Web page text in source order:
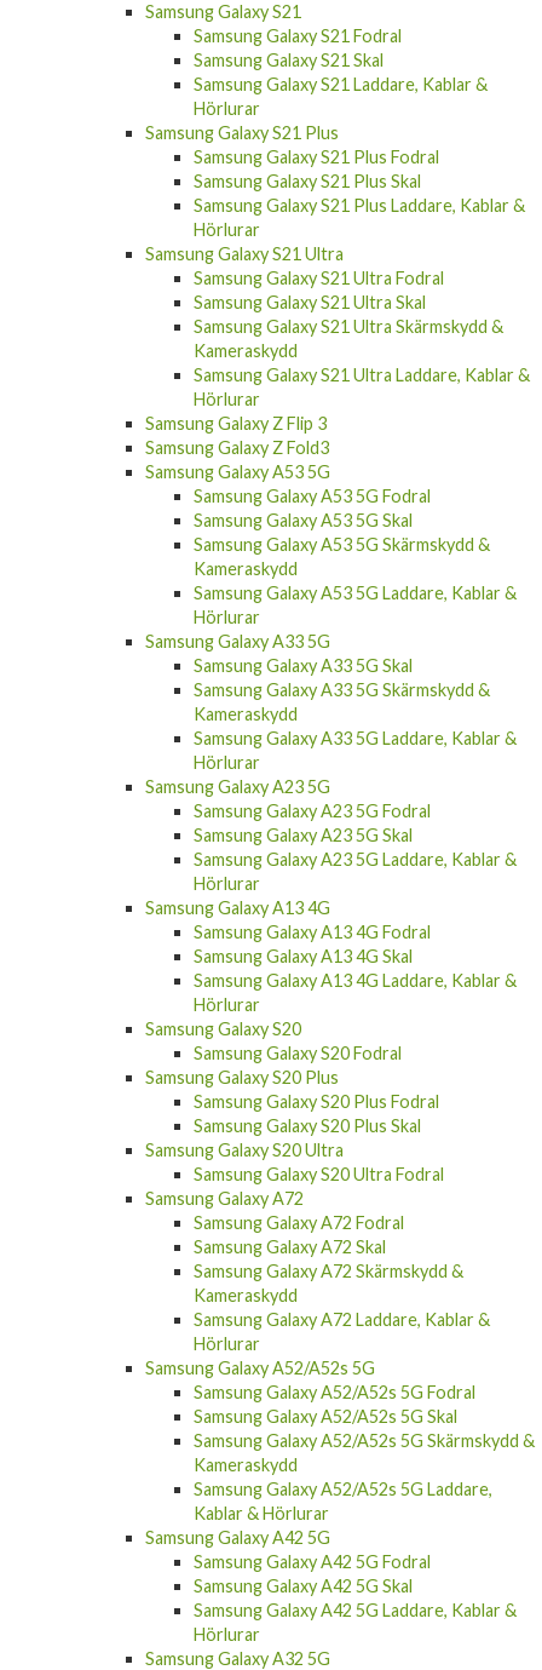
Samsung Galaxy S21
Samsung Galaxy S21 Fodral
Samsung Galaxy S21 Skal
Samsung Galaxy S21 Laddare, Kablar &
Hörlurar
Samsung Galaxy S21 Plus
Samsung Galaxy S21 Plus Fodral
Samsung Galaxy S21 Plus Skal
Samsung Galaxy S21 Plus Laddare, Kablar &
Hörlurar
Samsung Galaxy S21 Ultra
Samsung Galaxy S21 Ultra Fodral
Samsung Galaxy S21 Ultra Skal
Samsung Galaxy S21 Ultra Skärmskydd &
Kameraskydd
Samsung Galaxy S21 Ultra Laddare, Kablar &
Hörlurar
Samsung Galaxy Z Flip 3
Samsung Galaxy Z Fold3
Samsung Galaxy A53 5G
Samsung Galaxy A53 5G Fodral
Samsung Galaxy A53 5G Skal
Samsung Galaxy A53 5G Skärmskydd &
Kameraskydd
Samsung Galaxy A53 5G Laddare, Kablar &
Hörlurar
Samsung Galaxy A33 5G
Samsung Galaxy A33 5G Skal
Samsung Galaxy A33 5G Skärmskydd &
Kameraskydd
Samsung Galaxy A33 5G Laddare, Kablar &
Hörlurar
Samsung Galaxy A23 5G
Samsung Galaxy A23 5G Fodral
Samsung Galaxy A23 5G Skal
Samsung Galaxy A23 5G Laddare, Kablar &
Hörlurar
Samsung Galaxy A13 4G
Samsung Galaxy A13 4G Fodral
Samsung Galaxy A13 4G Skal
Samsung Galaxy A13 4G Laddare, Kablar &
Hörlurar
Samsung Galaxy S20
Samsung Galaxy S20 Fodral
Samsung Galaxy S20 Plus
Samsung Galaxy S20 Plus Fodral
Samsung Galaxy S20 Plus Skal
Samsung Galaxy S20 Ultra
Samsung Galaxy S20 Ultra Fodral
Samsung Galaxy A72
Samsung Galaxy A72 Fodral
Samsung Galaxy A72 Skal
Samsung Galaxy A72 Skärmskydd &
Kameraskydd
Samsung Galaxy A72 Laddare, Kablar &
Hörlurar
Samsung Galaxy A52/A52s 5G
Samsung Galaxy A52/A52s 5G Fodral
Samsung Galaxy A52/A52s 5G Skal
Samsung Galaxy A52/A52s 5G Skärmskydd &
Kameraskydd
Samsung Galaxy A52/A52s 5G Laddare,
Kablar & Hörlurar
Samsung Galaxy A42 5G
Samsung Galaxy A42 5G Fodral
Samsung Galaxy A42 5G Skal
Samsung Galaxy A42 5G Laddare, Kablar &
Hörlurar
Samsung Galaxy A32 5G